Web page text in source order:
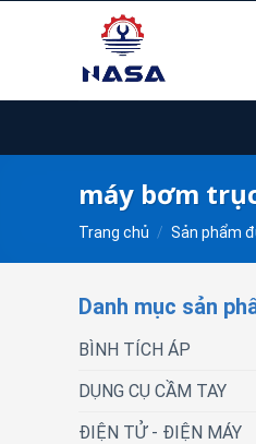
máy bơm
Trang chủ / Sản phẩm
Danh mục sản
BÌNH TÍCH ÁP
DỤNG CỤ CẦM TAY
ĐIỆN TỬ - ĐIỆN MÁY